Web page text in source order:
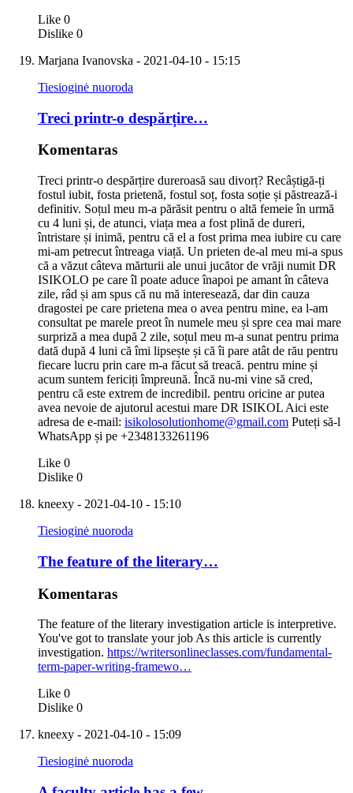
Like 0
Dislike 0
Marjana Ivanovska - 2021-04-10 - 15:15
Tiesioginė nuoroda
Treci printr-o despărțire…
Komentaras
Treci printr-o despărțire dureroasă sau divorț? Recâștigă-ți
fostul iubit, fosta prietenă, fostul soț, fosta soție și păstrează-i
definitiv. Soțul meu m-a părăsit pentru o altă femeie în urmă
cu 4 luni și, de atunci, viața mea a fost plină de dureri,
întristare și inimă, pentru că el a fost prima mea iubire cu care
mi-am petrecut întreaga viață. Un prieten de-al meu mi-a spus
că a văzut câteva mărturii ale unui jucător de vrăji numit DR
ISIKOLO pe care îl poate aduce înapoi pe amant în câteva
zile, râd și am spus că nu mă interesează, dar din cauza
dragostei pe care prietena mea o avea pentru mine, ea l-am
consultat pe marele preot în numele meu și spre cea mai mare
surpriză a mea după 2 zile, soțul meu m-a sunat pentru prima
dată după 4 luni că îmi lipsește și că îi pare atât de rău pentru
fiecare lucru prin care m-a făcut să treacă. pentru mine și
acum suntem fericiți împreună. Încă nu-mi vine să cred,
pentru că este extrem de incredibil. pentru oricine ar putea
avea nevoie de ajutorul acestui mare DR ISIKOL Aici este
adresa de e-mail: isikolosolutionhome@gmail.com Puteți să-l
WhatsApp și pe +2348133261196
Like 0
Dislike 0
kneexy - 2021-04-10 - 15:10
Tiesioginė nuoroda
The feature of the literary…
Komentaras
The feature of the literary investigation article is interpretive.
You've got to translate your job As this article is currently
investigation. https://writersonlineclasses.com/fundamental-
term-paper-writing-framewo…
Like 0
Dislike 0
kneexy - 2021-04-10 - 15:09
Tiesioginė nuoroda